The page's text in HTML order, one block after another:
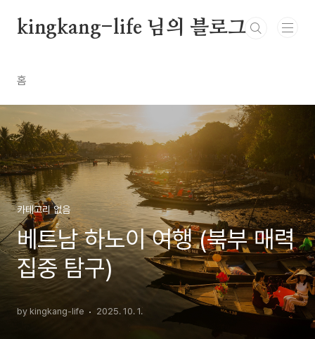
kingkang-life 님의 블로그
홈
카테고리 없음
베트남 하노이 여행 (북부 매력
집중 탐구)
by kingkang-life 2025. 10. 1.